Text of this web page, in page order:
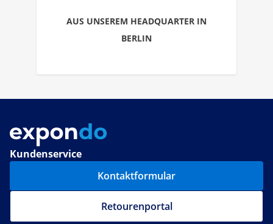
AUS UNSEREM HEADQUARTER IN
BERLIN
Kundenservice
Kontaktformular
Retourenportal